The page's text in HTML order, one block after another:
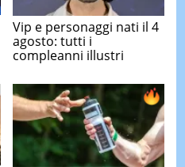
Vip e personaggi nati il 4
agosto: tutti i
compleanni illustri